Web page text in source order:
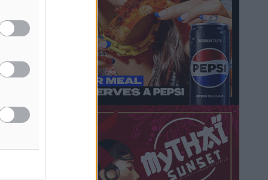
Βασίλης Υψηλάντης: Ξεμπλοκάρει η
έκδοση και παραχώρηση οριστικών
τίτλων κυριότητας για 224 εργατικές
κατοικίες στη Ρόδο
Τοπικές Ειδήσεις • πριν 53 λεπτά
ΣΕΓΑΣ: Πιστώθηκαν τα έξοδα
μετακίνησης του Πανελληνίου
Πρωταθλήματος Κ20 στα σωματεία
Αθλητικά• πριν 57 λεπτά
Ευρωπαϊκό Πρωτάθλημα Στίβου: Πότε